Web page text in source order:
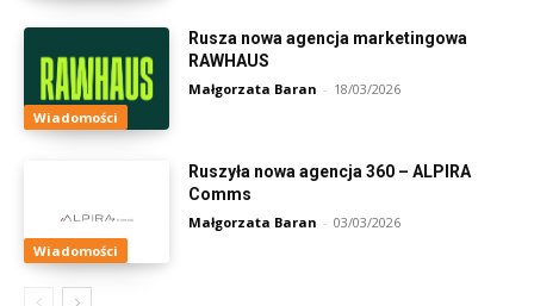
Wiadomości
Rusza nowa agencja marketingowa
RAWHAUS
Małgorzata Baran - 18/03/2026
Wiadomości
Ruszyła nowa agencja 360 – ALPIRA
Comms
Małgorzata Baran - 03/03/2026